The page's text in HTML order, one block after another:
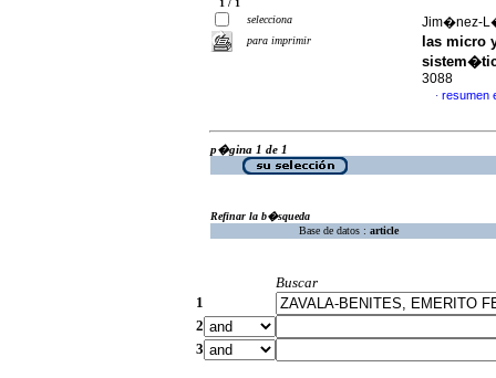
1 / 1
selecciona
para imprimir
Jim�nez-
las micro
3088
· resumen
p�gina 1 de 1
Refinar la b�squeda
Base de datos : article
Buscar
1
2
3